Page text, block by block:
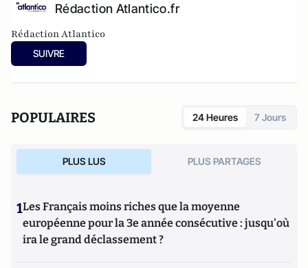
Rédaction Atlantico.fr
Rédaction Atlantico
SUIVRE
POPULAIRES 24 Heures 7 Jours
PLUS LUS PLUS PARTAGES
1Les Français moins riches que la moyenne
européenne pour la 3e année consécutive : jusqu'où
ira le grand déclassement ?